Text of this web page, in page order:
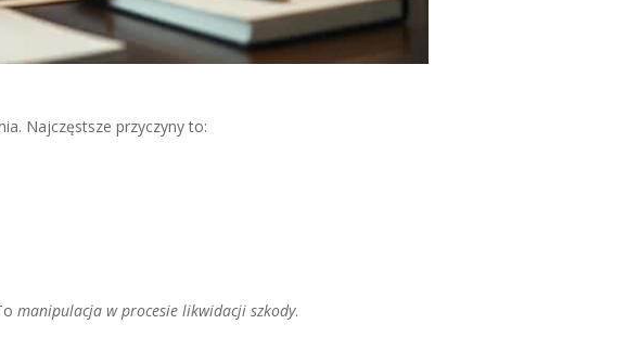
Najczęstsze przyczyny to:
manipulacja w procesie likwidacji szkody.